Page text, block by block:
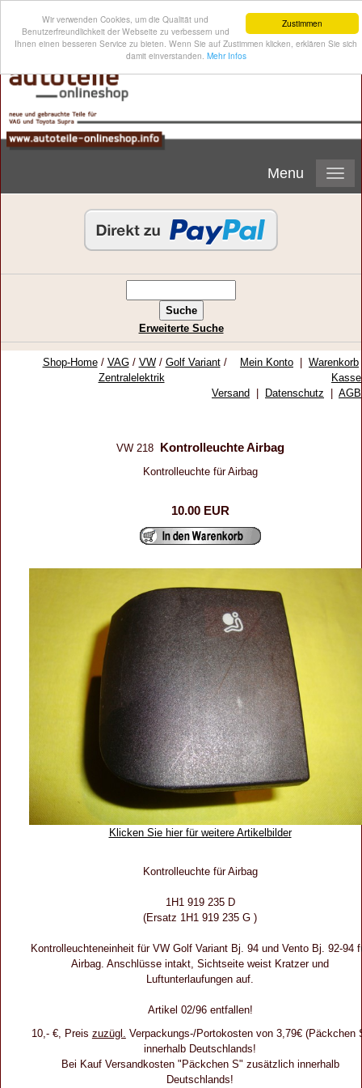
Zustimmen
Wir verwenden Cookies, um die Qualität und
Benutzerfreundlichkeit der Webseite zu verbessern und
Ihnen einen besseren Service zu bieten. Wenn Sie auf Zustimmen klicken, erklären Sie sich
damit einverstanden. Mehr Infos
Menu
Erweiterte Suche
Shop-Home/ VAG/ VW/ Golf Variant/
Zentralelektrik
Mein Konto Warenkorb
Kasse
Versand
Datenschutz AGB
VW 218 Kontrolleuchte Airbag
Kontrolleuchte für Airbag
10.00 EUR
Klicken Sie hier für weitere Artikelbilder
Kontrolleuchte für Airbag
1H1 919 235 D
(Ersatz 1H1 919 235 G )
Kontrolleuchteneinheit für VW Golf Variant Bj. 94 und Vento Bj. 92-94
Airbag. Anschlüsse intakt, Sichtseite weist Kratzer und
Luftunterlaufungen auf.
Artikel 02/96 entfallen!
10,- €, Preis zuzügl.
Verpackungs-/Portokosten von 3,79€ (Päckchen
innerhalb Deutschlands!
Bei Kauf Versandkosten "Päckchen S" zusätzlich innerhalb
Deutschlands!